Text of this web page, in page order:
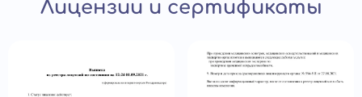
Лицензии и сертификаты